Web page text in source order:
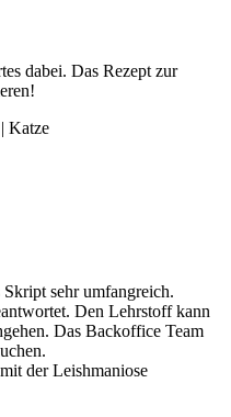
dabei. Das Rezept zur
Katze
sehr umfangreich.
Den Lehrstoff kann
Das Backoffice Team
der Leishmaniose